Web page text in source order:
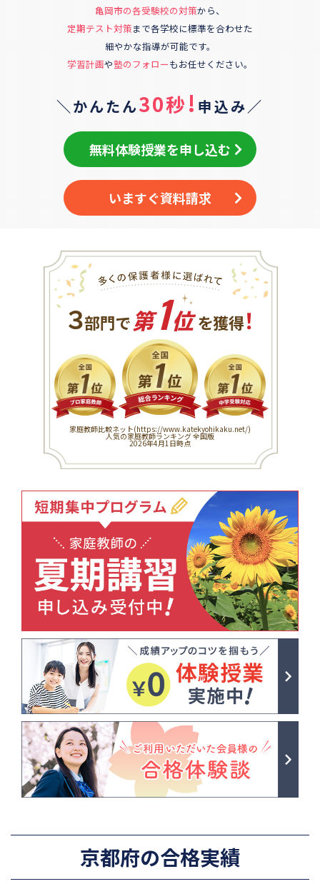
亀岡市の各受験校の対策から、
定期テスト対策まで各学校に標準を合わせた
細やかな指導が可能です。
学習計画や塾のフォローもお任せください。
＼かんたん30秒! 申込み／
無料体験授業を申し込む
いますぐ資料請求
３部門で 第1位を獲得！
家庭教師比較ネット(https://www.katekyohikaku.net/)
人気の家庭教師ランキング 全国版
2026年4月1日時点
京都府の合格実績